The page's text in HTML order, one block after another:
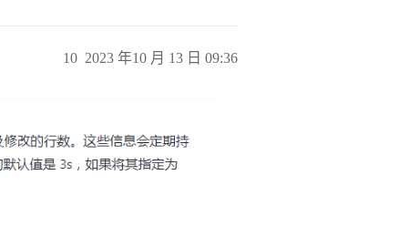
2023 年10 月 13 日 09:36
10